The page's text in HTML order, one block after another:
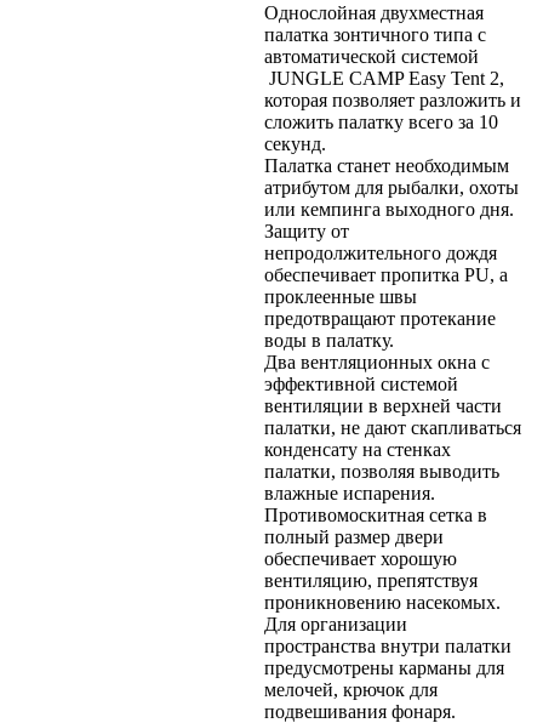
Однослойная двухместная
палатка зонтичного типа с
автоматической системой
JUNGLE CAMP Easy Tent 2,
которая позволяет разложить и
сложить палатку всего за 10
секунд.
Палатка станет необходимым
атрибутом для рыбалки, охоты
или кемпинга выходного дня.
Защиту от
непродолжительного дождя
обеспечивает пропитка PU, а
проклеенные швы
предотвращают протекание
воды в палатку.
Два вентляционных окна с
эффективной системой
вентиляции в верхней части
палатки, не дают скапливаться
конденсату на стенках
палатки, позволяя выводить
влажные испарения.
Противомоскитная сетка в
полный размер двери
обеспечивает хорошую
вентиляцию, препятствуя
проникновению насекомых.
Для организации
пространства внутри палатки
предусмотрены карманы для
мелочей, крючок для
подвешивания фонаря.